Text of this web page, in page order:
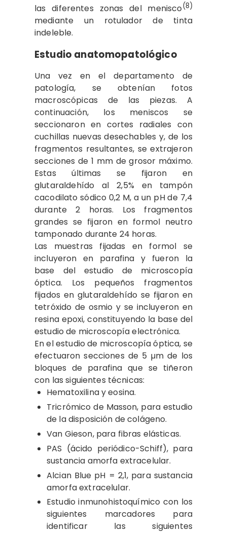
las diferentes zonas del menisco(8)
mediante un rotulador de tinta
indeleble.
Estudio anatomopatológico
Una vez en el departamento de
patología, se obtenían fotos
macroscópicas de las piezas. A
continuación, los meniscos se
seccionaron en cortes radiales con
cuchillas nuevas desechables y, de los
fragmentos resultantes, se extrajeron
secciones de 1 mm de grosor máximo.
Estas últimas se fijaron en
glutaraldehído al 2,5% en tampón
cacodilato sódico 0,2 M, a un pH de 7,4
durante 2 horas. Los fragmentos
grandes se fijaron en formol neutro
tamponado durante 24 horas.
Las muestras fijadas en formol se
incluyeron en parafina y fueron la
base del estudio de microscopía
óptica. Los pequeños fragmentos
fijados en glutaraldehído se fijaron en
tetróxido de osmio y se incluyeron en
resina epoxi, constituyendo la base del
estudio de microscopía electrónica.
En el estudio de microscopía óptica, se
efectuaron secciones de 5 µm de los
bloques de parafina que se tiñeron
con las siguientes técnicas:
Hematoxilina y eosina.
Tricrómico de Masson, para estudio
de la disposición de colágeno.
Van Gieson, para fibras elásticas.
PAS (ácido periódico-Schiff), para
sustancia amorfa extracelular.
Alcian Blue pH = 2,1, para sustancia
amorfa extracelular.
Estudio inmunohistoquímico con los
siguientes marcadores para
identificar las siguientes